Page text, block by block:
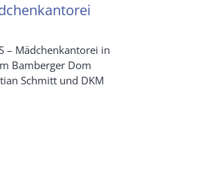
– Mädchenkantorei in
Bamberger Dom
Schmitt und DKM